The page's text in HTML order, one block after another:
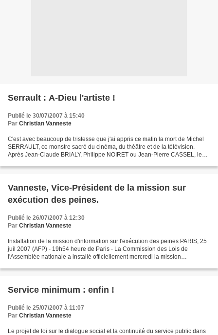
Serrault : A-Dieu l'artiste !
Publié le 30/07/2007 à 15:40
Par Christian Vanneste
C'est avec beaucoup de tristesse que j'ai appris ce matin la mort de Michel
SERRAULT, ce monstre sacré du cinéma, du théâtre et de la télévision.
Après Jean-Claude BRIALY, Philippe NOIRET ou Jean-Pierre CASSEL, le
Vanneste, Vice-Président de la mission sur
exécution des peines.
Publié le 26/07/2007 à 12:30
Par Christian Vanneste
Installation de la mission d'information sur l'exécution des peines PARIS, 25
juil 2007 (AFP) - 19h54 heure de Paris - La Commission des Lois de
l'Assemblée nationale a installé officiellement mercredi la mission
Service minimum : enfin !
Publié le 25/07/2007 à 11:07
Par Christian Vanneste
Le projet de loi sur le dialogue social et la continuité du service public dans